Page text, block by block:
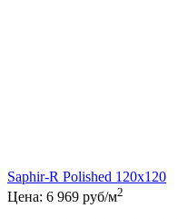
Saphir-R Polished 120x120
Цена: 6 969 руб/м2